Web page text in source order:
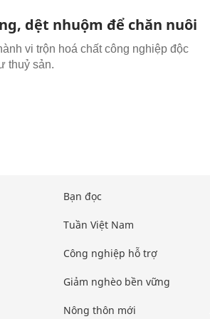
dệt nhuộm để chăn nuôi
vi trộn hoá chất công nghiệp độc
thuỷ sản.
Bạn đọc
Tuần Việt Nam
Công nghiệp hỗ trợ
Giảm nghèo bền vững
Nông thôn mới